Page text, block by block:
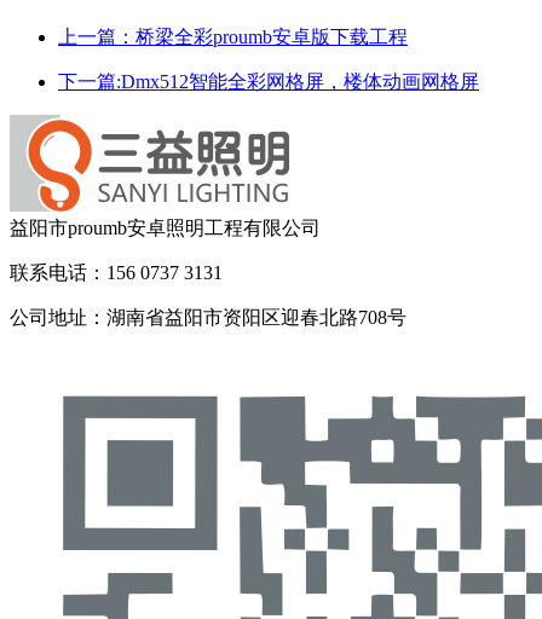
上一篇：桥梁全彩proumb安卓版下载工程
下一篇:Dmx512智能全彩网格屏，楼体动画网格屏
益阳市proumb安卓照明工程有限公司
联系电话：156 0737 3131
公司地址：湖南省益阳市资阳区迎春北路708号